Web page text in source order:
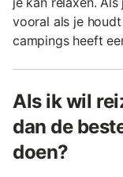
vooral als je
campings heeft
Als ik wil
dan de
doen?